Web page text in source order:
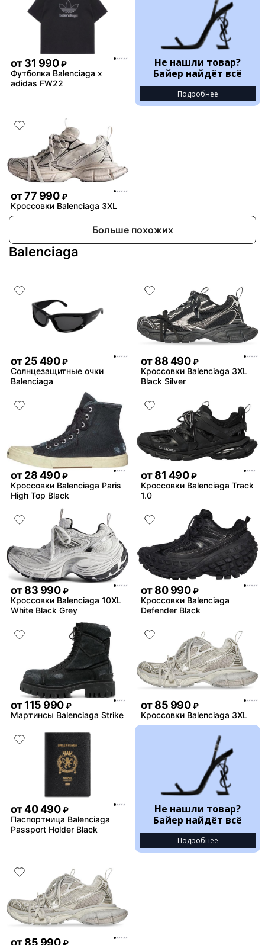
от31 990 ₽
Футболка Balenciaga x
adidas FW22
Не нашли товар?
Байер найдёт всё
Подробнее
от77 990 ₽
Кроссовки Balenciaga 3XL
Больше похожих
Balenciaga
от25 490 ₽
Солнцезащитные очки
Balenciaga
от88 490 ₽
Кроссовки Balenciaga 3XL
Black Silver
от28 490 ₽
Кроссовки Balenciaga Paris
High Top Black
от81 490 ₽
Кроссовки Balenciaga Track
1.0
от83 990 ₽
Кроссовки Balenciaga 10XL
White Black Grey
от80 990 ₽
Кроссовки Balenciaga
Defender Black
от115 990 ₽
Мартинсы Balenciaga Strike
от85 990 ₽
Кроссовки Balenciaga 3XL
от40 490 ₽
Паспортница Balenciaga
Passport Holder Black
Не нашли товар?
Байер найдёт всё
Подробнее
от85 990 ₽